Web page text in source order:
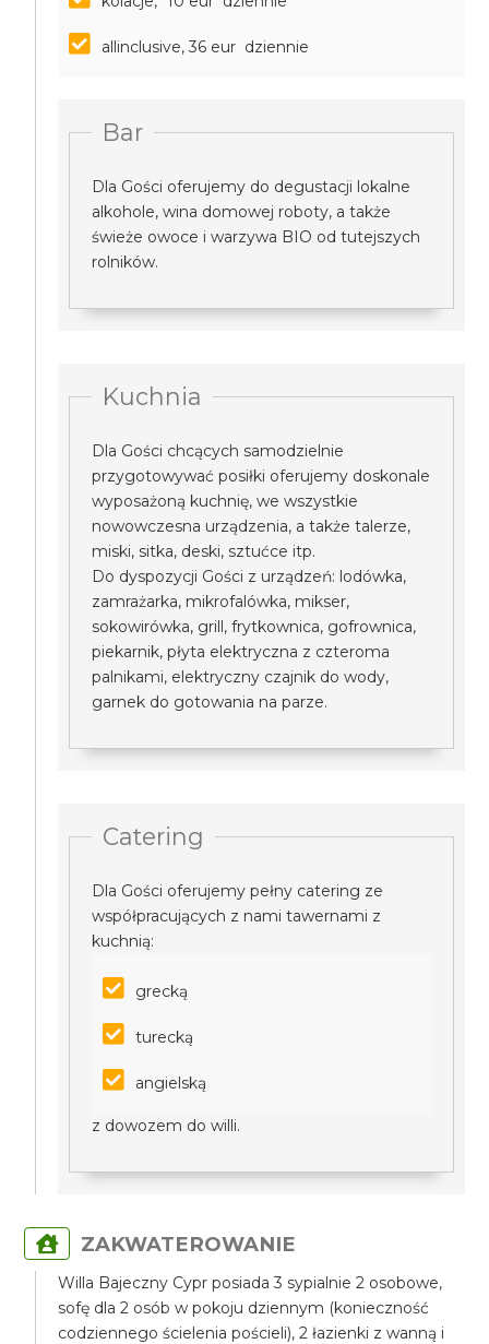
allinclusive, 36 eur dziennie
Bar
Dla Gości oferujemy do degustacji lokalne
alkohole, wina domowej roboty, a także
świeże owoce i warzywa BIO od tutejszych
rolników.
Kuchnia
Dla Gości chcących samodzielnie
przygotowywać posiłki oferujemy doskonale
wyposażoną kuchnię, we wszystkie
nowowczesna urządzenia, a także talerze,
miski, sitka, deski, sztućce itp.
Do dyspozycji Gości z urządzeń: lodówka,
zamrażarka, mikrofalówka, mikser,
sokowirówka, grill, frytkownica, gofrownica,
piekarnik, płyta elektryczna z czteroma
palnikami, elektryczny czajnik do wody,
garnek do gotowania na parze.
Catering
Dla Gości oferujemy pełny catering ze
współpracujących z nami tawernami z
kuchnią:
grecką
turecką
angielską
z dowozem do willi.
ZAKWATEROWANIE
Willa Bajeczny Cypr posiada 3 sypialnie 2 osobowe,
sofę dla 2 osób w pokoju dziennym (konieczność
codziennego ścielenia pościeli), 2 łazienki z wanną i